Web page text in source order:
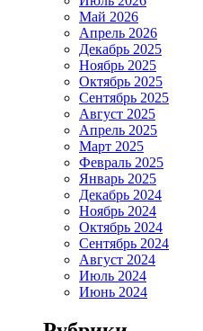
Май 2026
Апрель 2026
Декабрь 2025
Ноябрь 2025
Октябрь 2025
Сентябрь 2025
Август 2025
Апрель 2025
Март 2025
Февраль 2025
Январь 2025
Декабрь 2024
Ноябрь 2024
Октябрь 2024
Сентябрь 2024
Август 2024
Июль 2024
Июнь 2024